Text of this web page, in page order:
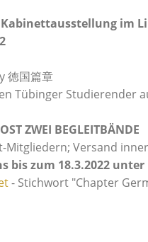
im
徳国篇章
Tübinger Studierender
ZWEI BEGLEITBÄNDE
Versand
bis zum 18.3.2022
- Stichwort "Chapter